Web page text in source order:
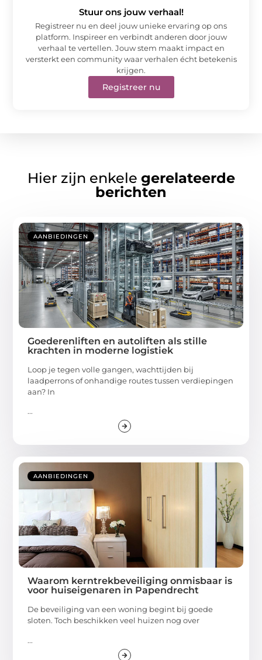
Stuur ons jouw verhaal!
Registreer nu en deel jouw unieke ervaring op ons
platform. Inspireer en verbindt anderen door jouw
verhaal te vertellen. Jouw stem maakt impact en
versterkt een community waar verhalen écht betekenis
krijgen.
Registreer nu
Hier zijn enkele gerelateerde
berichten
AANBIEDINGEN
Goederenliften en autoliften als stille
krachten in moderne logistiek
Loop je tegen volle gangen, wachttijden bij
laadperrons of onhandige routes tussen verdiepingen
aan? In
...
AANBIEDINGEN
Waarom kerntrekbeveiliging onmisbaar is
voor huiseigenaren in Papendrecht
De beveiliging van een woning begint bij goede
sloten. Toch beschikken veel huizen nog over
...